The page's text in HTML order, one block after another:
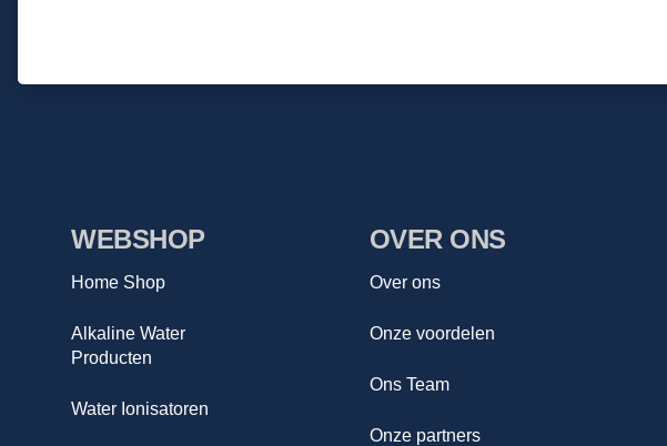
WEBSHOP
Home Shop
Alkaline Water
Producten
Water Ionisatoren
OVER ONS
Over ons
Onze voordelen
Ons Team
Onze partners